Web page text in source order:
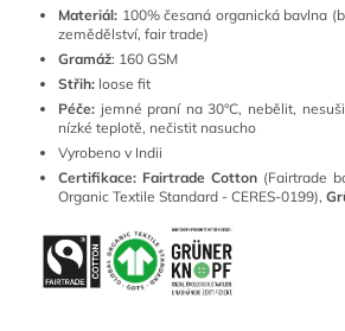
Materiál: 100% česaná organická bavlna
zemědělství, fair trade)
Gramáž: 160 GSM
Střih: loose fit
Péče: jemné praní na 30°C, nebělit,
nízké teplotě, nečistit nasucho
Vyrobeno v Indii
Certifikace: Fairtrade Cotton (Fairtrade
Organic Textile Standard - CERES-0199),